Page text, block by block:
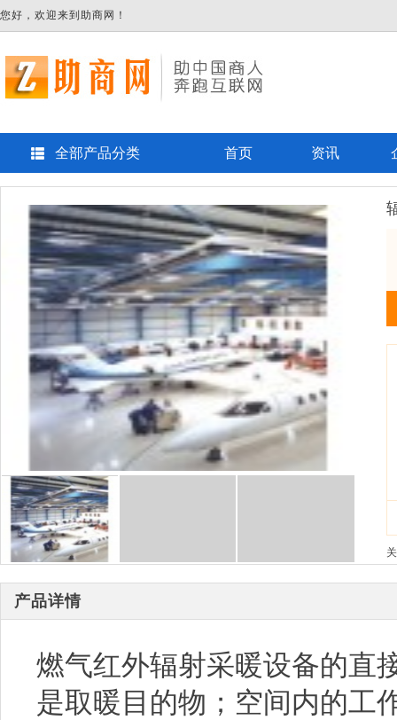
您好，欢迎来到助商网！
全部产品分类 首页 资讯
产品详情
燃气红外辐射采暖设备的直
是取暖目的物；空间内的工